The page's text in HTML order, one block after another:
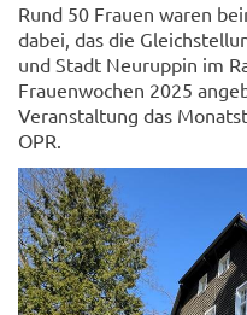
Rund 50 Frau­en waren
dabei, das die
und Stadt Neu­rup­pin im
Frau­en­wo­chen 2025
Ver­an­stal­tung das
OPR.